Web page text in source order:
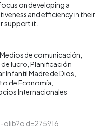
on developing a
and efficiency in their
support it.
Medios de comunicación
lucro Planificación
Infantil Madre de Dios
de Economía
Internacionales